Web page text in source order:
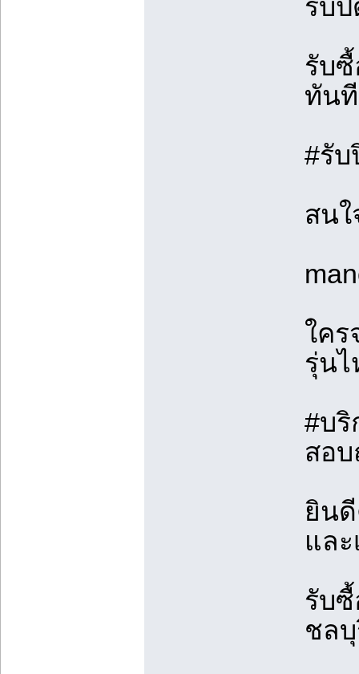
รับ
รับ
ทัน
#รับ
สน
ใคร
รุ่นไ
#บริ
สอ
ยิน
แล
รับ
ชลบุ